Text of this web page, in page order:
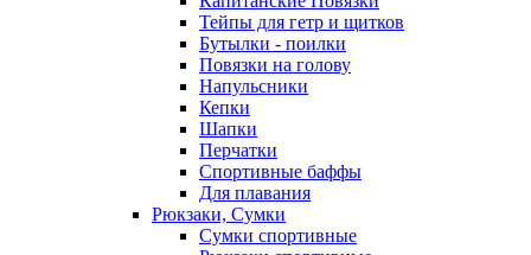
Тейпы для гетр и щитков
Бутылки - поилки
Повязки на голову
Напульсники
Кепки
Шапки
Перчатки
Спортивные баффы
Для плавания
Рюкзаки, Сумки
Сумки спортивные